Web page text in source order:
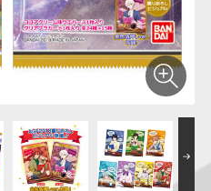
ンスター
サンリオキャラクタ
ーズ
リーズ キャラデコ